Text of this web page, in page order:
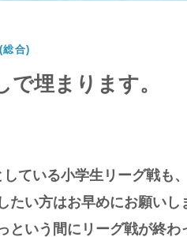
総合)
埋まります。
ている小学生リーグ戦も
い方はお早めにお願いし
いう間にリーグ戦が終わ